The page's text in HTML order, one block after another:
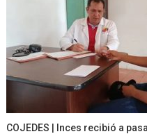
COJEDES | Inces recibió a